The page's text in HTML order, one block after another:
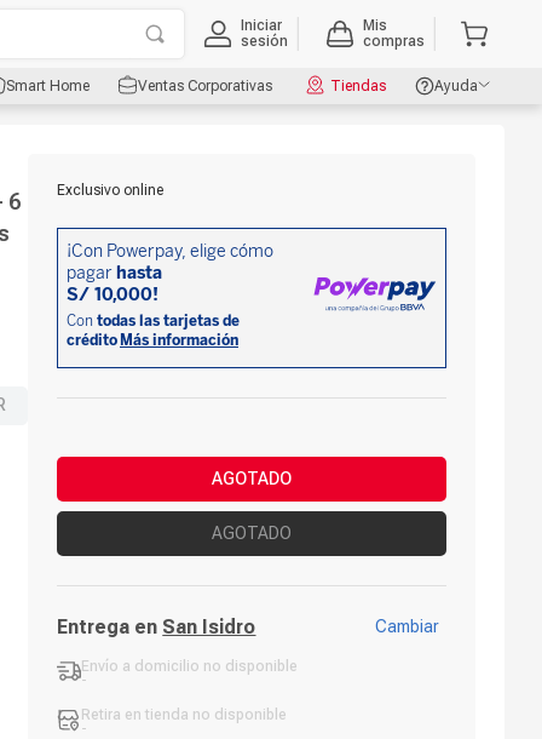
Iniciar
sesión
Mis
compras
Smart Home Ventas Corporativas Tiendas
Ayuda
6
Exclusivo online
AGOTADO
AGOTADO
Entrega en San Isidro Cambiar
Envío a domicilio no disponible
-
Retira en tienda no disponible
-